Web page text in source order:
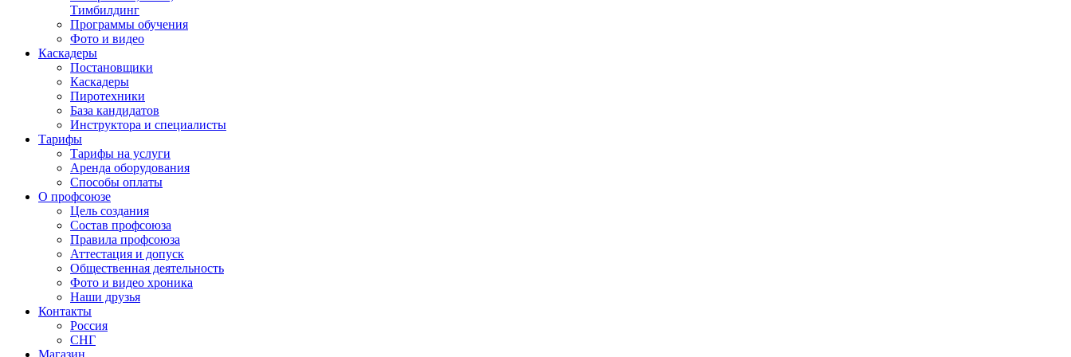
Тимбилдинг
Программы обучения
Фото и видео
Каскадеры
Постановщики
Каскадеры
Пиротехники
База кандидатов
Инструктора и специалисты
Тарифы
Тарифы на услуги
Аренда оборудования
Способы оплаты
О профсоюзе
Цель создания
Состав профсоюза
Правила профсоюза
Аттестация и допуск
Общественная деятельность
Фото и видео хроника
Наши друзья
Контакты
Россия
СНГ
Магазин